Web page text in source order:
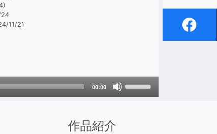
11/21
00:00
作品紹介